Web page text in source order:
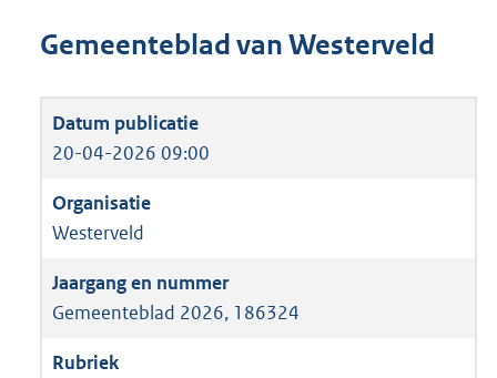
Gemeenteblad van Westerveld
20-04-2026 09:00
Westerveld
Gemeenteblad 2026, 186324